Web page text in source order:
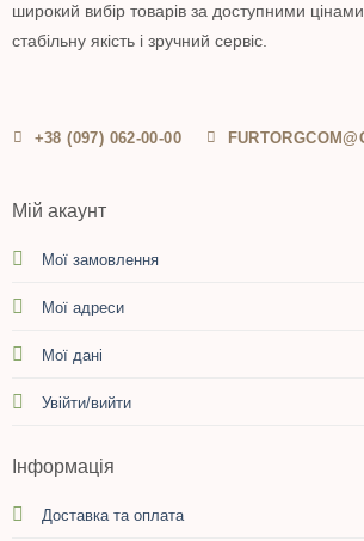
широкий вибір товарів за доступними
стабільну якість і зручний сервіс.
+38 (097) 062-00-00
Мій акаунт
Мої замовлення
Мої адреси
Мої дані
Увійти/вийти
Інформація
Доставка та оплата